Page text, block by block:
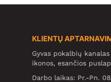
KLIENTŲ
Gyvas pokalbių
ikonos, esančios
Darbo laikas: Pr.-Pn.